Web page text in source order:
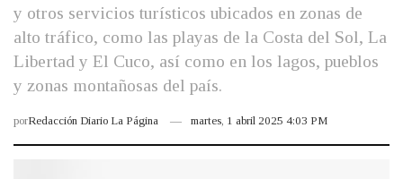
y otros servicios turísticos ubicados en zonas de
alto tráfico, como las playas de la Costa del Sol, La
Libertad y El Cuco, así como en los lagos, pueblos
y zonas montañosas del país.
porRedacción Diario La Página martes, 1 abril 2025 4:03 PM